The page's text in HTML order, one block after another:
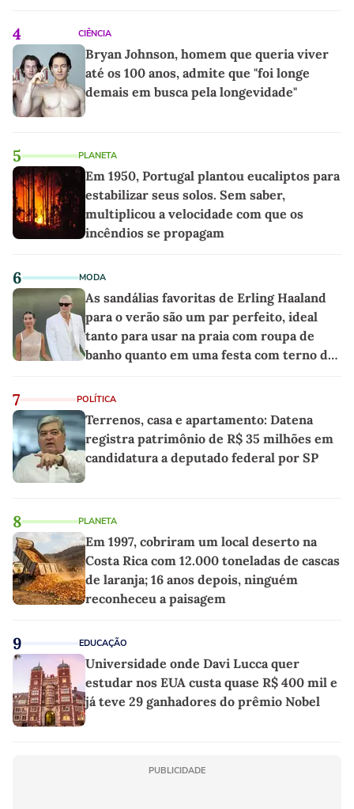
4 CIÊNCIA
Bryan Johnson, homem que queria viver
até os 100 anos, admite que "foi longe
demais em busca pela longevidade"
5 PLANETA
Em 1950, Portugal plantou eucaliptos para
estabilizar seus solos. Sem saber,
multiplicou a velocidade com que os
incêndios se propagam
6 MODA
As sandálias favoritas de Erling Haaland
para o verão são um par perfeito, ideal
tanto para usar na praia com roupa de
banho quanto em uma festa com terno de
7 POLÍTICA
Terrenos, casa e apartamento: Datena
registra patrimônio de R$ 35 milhões em
candidatura a deputado federal por SP
8 PLANETA
Em 1997, cobriram um local deserto na
Costa Rica com 12.000 toneladas de cascas
de laranja; 16 anos depois, ninguém
reconheceu a paisagem
9 EDUCAÇÃO
Universidade onde Davi Lucca quer
estudar nos EUA custa quase R$ 400 mil e
já teve 29 ganhadores do prêmio Nobel
PUBLICIDADE